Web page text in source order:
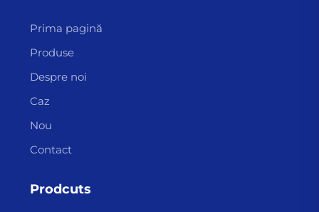
Prima pagină
Produse
Despre noi
Caz
Nou
Contact
Prodcuts